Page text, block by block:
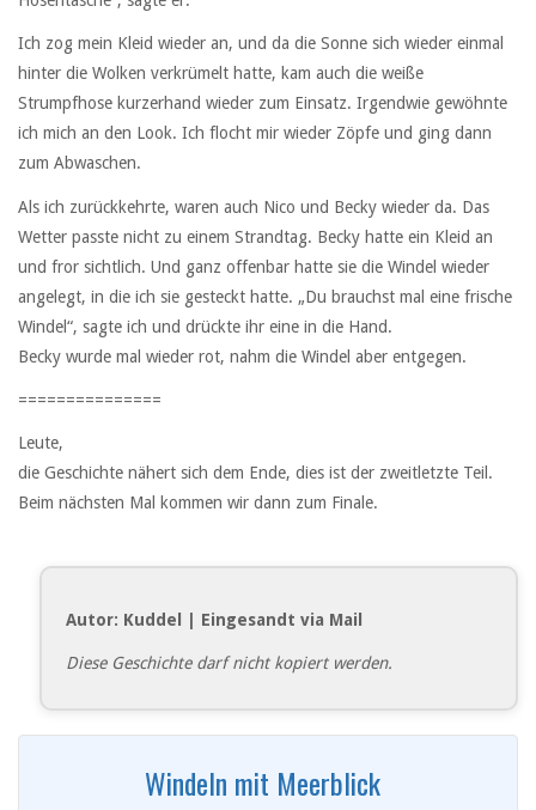
Ich zog mein Kleid wieder an, und da die Sonne sich wieder einmal
hinter die Wolken verkrümelt hatte, kam auch die weiße
Strumpfhose kurzerhand wieder zum Einsatz. Irgendwie gewöhnte
ich mich an den Look. Ich flocht mir wieder Zöpfe und ging dann
zum Abwaschen.
Als ich zurückkehrte, waren auch Nico und Becky wieder da. Das
Wetter passte nicht zu einem Strandtag. Becky hatte ein Kleid an
und fror sichtlich. Und ganz offenbar hatte sie die Windel wieder
angelegt, in die ich sie gesteckt hatte. „Du brauchst mal eine frische
Windel“, sagte ich und drückte ihr eine in die Hand.
Becky wurde mal wieder rot, nahm die Windel aber entgegen.
===============
Leute,
die Geschichte nähert sich dem Ende, dies ist der zweitletzte Teil.
Beim nächsten Mal kommen wir dann zum Finale.
Autor: Kuddel | Eingesandt via Mail
Diese Geschichte darf nicht kopiert werden.
Windeln mit Meerblick